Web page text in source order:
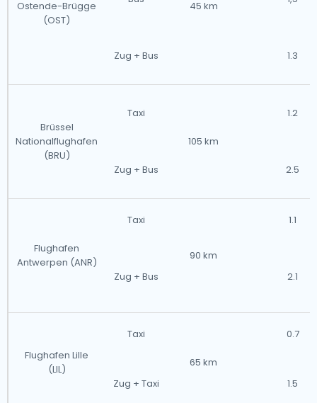
Ostende-Brügge
(OST)
45 km
Zug + Bus 1.3
Brüssel
Nationalflughafen
(BRU)
Taxi
105 km
1.2
Zug + Bus 2.5
Flughafen
Antwerpen (ANR)
Taxi
90 km
1.1
Zug + Bus 2.1
Flughafen Lille
(LIL)
Taxi
65 km
0.7
Zug + Taxi 1.5